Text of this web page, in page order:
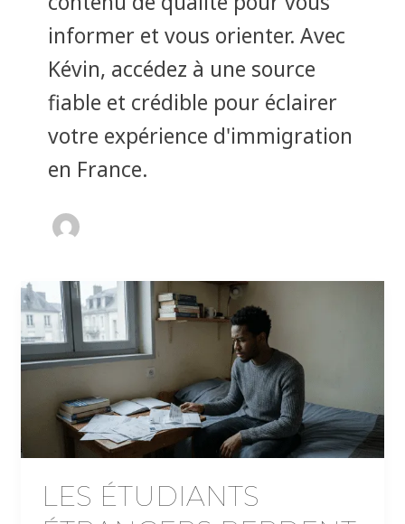
informer et vous orienter. Avec
Kévin, accédez à une source
fiable et crédible pour éclairer
votre expérience d'immigration
en France.
LES ÉTUDIANTS